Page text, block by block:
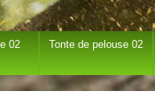
02 Tonte de pelouse 02